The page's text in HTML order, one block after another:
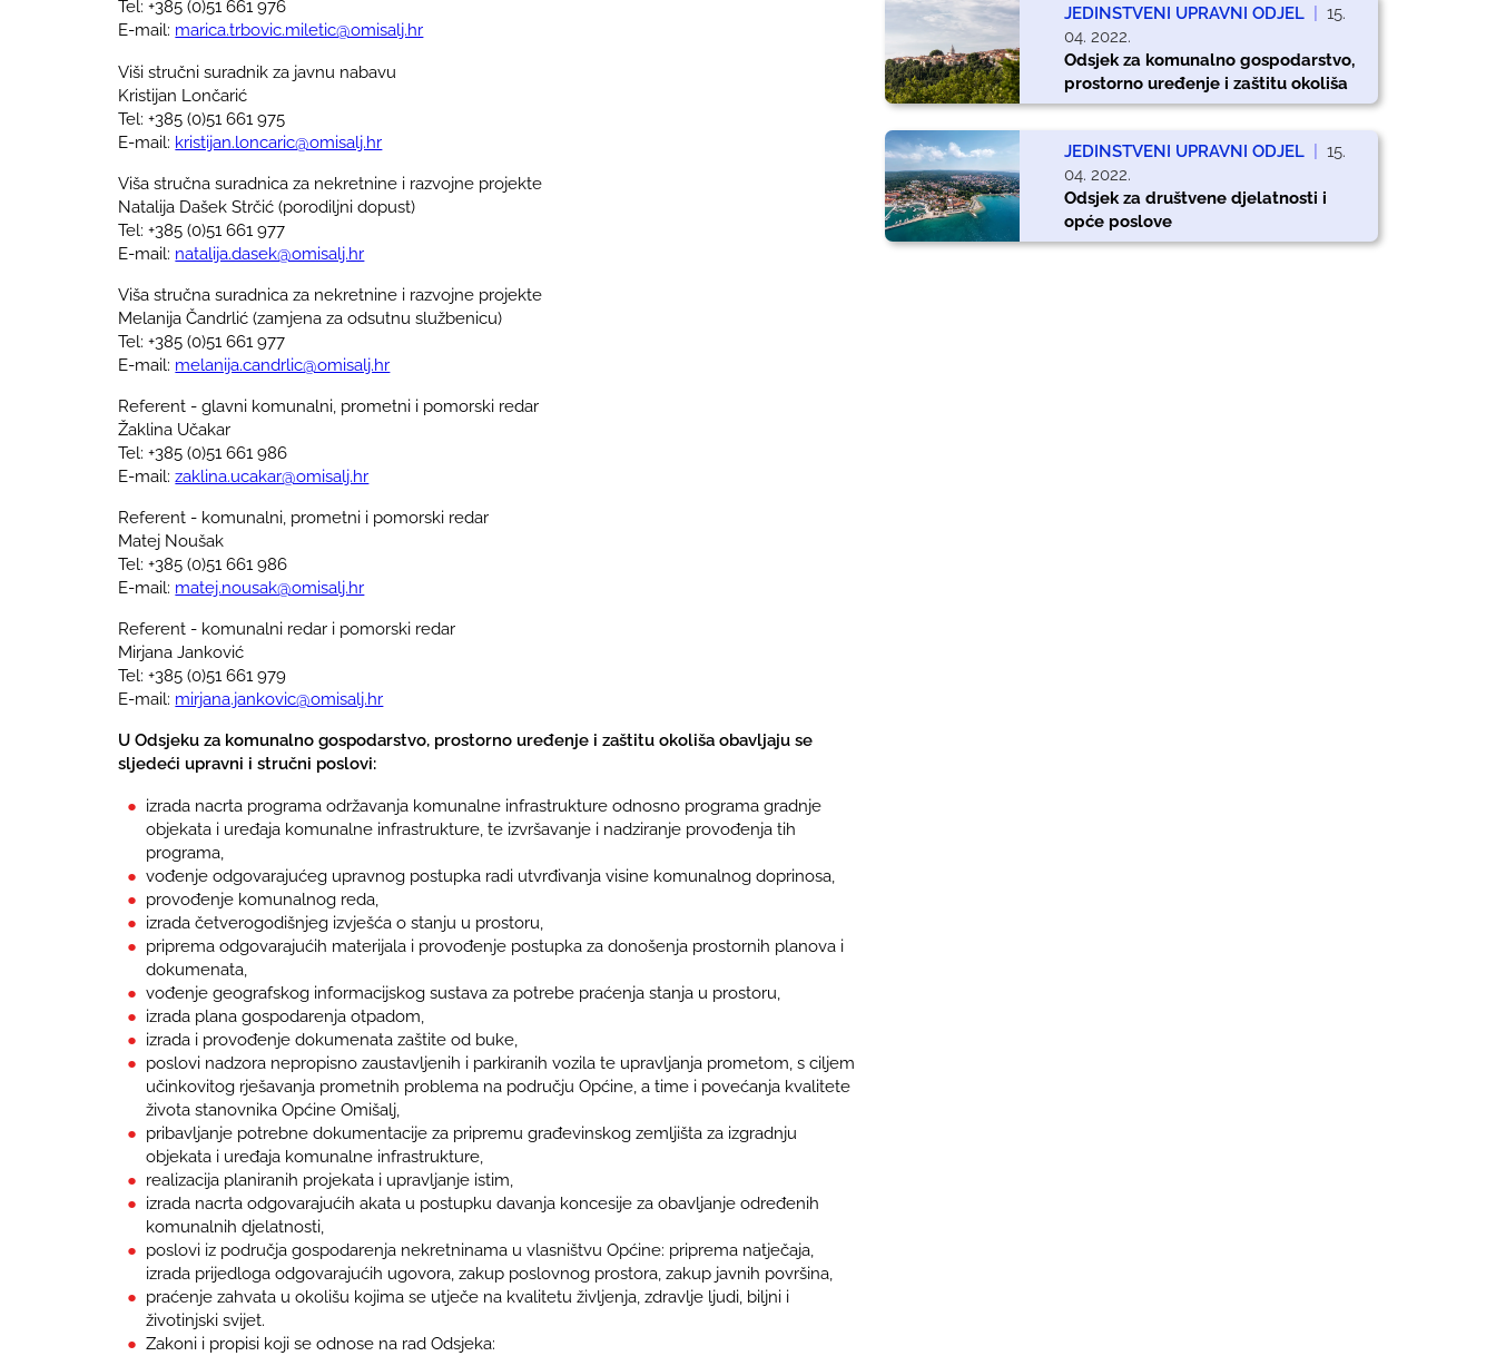
Tel: +385 (0)51 661 976
E-mail: marica.trbovic.miletic@omisalj.hr
Viši stručni suradnik za javnu nabavu
Kristijan Lončarić
Tel: +385 (0)51 661 975
E-mail: kristijan.loncaric@omisalj.hr
Viša stručna suradnica za nekretnine i razvojne projekte
Natalija Dašek Strčić (porodiljni dopust)
Tel: +385 (0)51 661 977
E-mail: natalija.dasek@omisalj.hr
Viša stručna suradnica za nekretnine i razvojne projekte
Melanija Čandrlić (zamjena za odsutnu službenicu)
Tel: +385 (0)51 661 977
E-mail: melanija.candrlic@omisalj.hr
Referent - glavni komunalni, prometni i pomorski redar
Žaklina Učakar
Tel: +385 (0)51 661 986
E-mail:zaklina.ucakar@omisalj.hr
Referent - komunalni, prometni i pomorski redar
Matej Noušak
Tel: +385 (0)51 661 986
E-mail: matej.nousak@omisalj.hr
Referent - komunalni redar i pomorski redar
Mirjana Janković
Tel: +385 (0)51 661 979
E-mail: mirjana.jankovic@omisalj.hr
U Odsjeku za komunalno gospodarstvo, prostorno uređenje i zaštitu okoliša obavljaju se
sljedeći upravni i stručni poslovi:
izrada nacrta programa održavanja komunalne infrastrukture odnosno programa gradnje
objekata i uređaja komunalne infrastrukture, te izvršavanje i nadziranje provođenja tih
programa,
vođenje odgovarajućeg upravnog postupka radi utvrđivanja visine komunalnog doprinosa,
provođenje komunalnog reda,
izrada četverogodišnjeg izvješća o stanju u prostoru,
priprema odgovarajućih materijala i provođenje postupka za donošenja prostornih planova i
dokumenata,
vođenje geografskog informacijskog sustava za potrebe praćenja stanja u prostoru,
izrada plana gospodarenja otpadom,
izrada i provođenje dokumenata zaštite od buke,
poslovi nadzora nepropisno zaustavljenih i parkiranih vozila te upravljanja prometom, s ciljem
učinkovitog rješavanja prometnih problema na području Općine, a time i povećanja kvalitete
života stanovnika Općine Omišalj,
pribavljanje potrebne dokumentacije za pripremu građevinskog zemljišta za izgradnju
objekata i uređaja komunalne infrastrukture,
realizacija planiranih projekata i upravljanje istim,
izrada nacrta odgovarajućih akata u postupku davanja koncesije za obavljanje određenih
komunalnih djelatnosti,
poslovi iz područja gospodarenja nekretninama u vlasništvu Općine: priprema natječaja,
izrada prijedloga odgovarajućih ugovora, zakup poslovnog prostora, zakup javnih površina,
praćenje zahvata u okolišu kojima se utječe na kvalitetu življenja, zdravlje ljudi, biljni i
životinjski svijet.
Zakoni i propisi koji se odnose na rad Odsjeka:
JEDINSTVENI UPRAVNI ODJEL
15.
04. 2022.
Odsjek za komunalno gospodarstvo,
prostorno uređenje i zaštitu okoliša
JEDINSTVENI UPRAVNI ODJEL
15.
04. 2022.
Odsjek za društvene djelatnosti i
opće poslove